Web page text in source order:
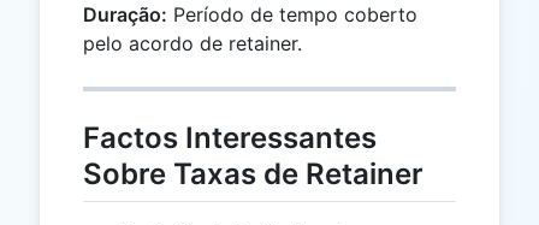
Duração: Período de tempo coberto
pelo acordo de retainer.
Factos Interessantes
Sobre Taxas de Retainer